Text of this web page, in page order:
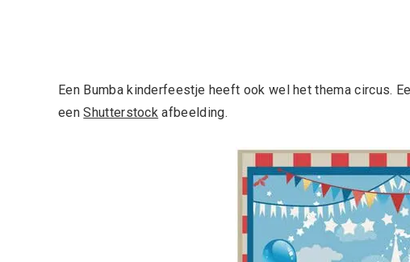
Een Bumba kinderfeestje heeft ook wel het thema circus.
eenShutterstock afbeelding.